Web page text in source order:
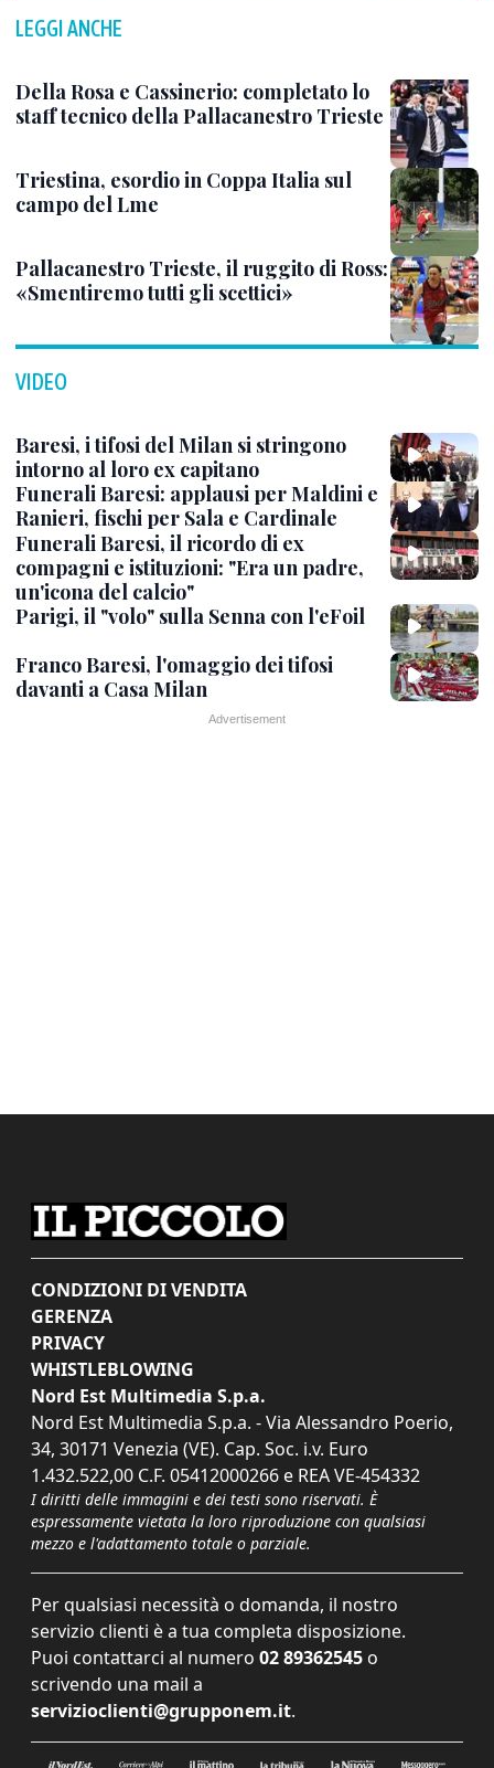
LEGGI ANCHE
Della Rosa e Cassinerio: completato lo
staff tecnico della Pallacanestro Trieste
Triestina, esordio in Coppa Italia sul
campo del Lme
Pallacanestro Trieste, il ruggito di Ross:
«Smentiremo tutti gli scettici»
VIDEO
Baresi, i tifosi del Milan si stringono
intorno al loro ex capitano
Funerali Baresi: applausi per Maldini e
Ranieri, fischi per Sala e Cardinale
Funerali Baresi, il ricordo di ex
compagni e istituzioni: "Era un padre,
un'icona del calcio"
Parigi, il "volo" sulla Senna con l'eFoil
Franco Baresi, l'omaggio dei tifosi
davanti a Casa Milan
CONDIZIONI DI VENDITA
GERENZA
PRIVACY
WHISTLEBLOWING
Nord Est Multimedia S.p.a.
Nord Est Multimedia S.p.a. - Via Alessandro Poerio,
34, 30171 Venezia (VE). Cap. Soc. i.v. Euro
1.432.522,00 C.F. 05412000266 e REA VE-454332
I diritti delle immagini e dei testi sono riservati. È
espressamente vietata la loro riproduzione con qualsiasi
mezzo e l'adattamento totale o parziale.
Per qualsiasi necessità o domanda, il nostro
servizio clienti è a tua completa disposizione.
Puoi contattarci al numero 02 89362545 o
scrivendo una mail a
servizioclienti@grupponem.it.